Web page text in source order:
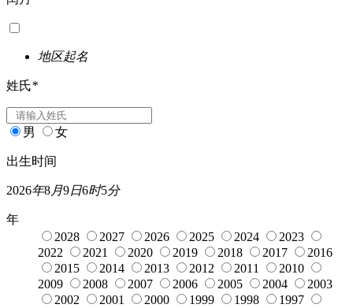
地区起名
姓氏*
男 女
出生时间
2026年8月9日6时5分
年
2028
2027 2026 2025 2024
2023
2022
2021 2020 2019 2018 2017
2016
2015
2014 2013 2012 2011
2010
2009
2008 2007 2006 2005 2004
2003
2002
2001 2000 1999 1998
1997